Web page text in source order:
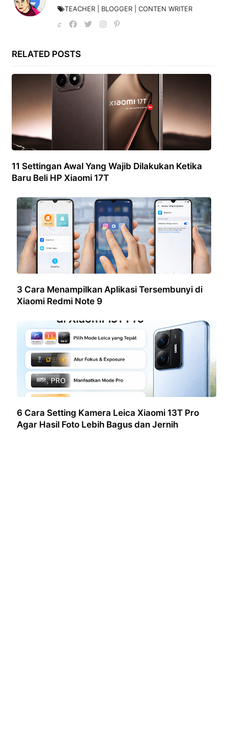
TEACHER | BLOGGER | CONTEN WRITER
RELATED POSTS
11 Settingan Awal Yang Wajib Dilakukan Ketika
Baru Beli HP Xiaomi 17T
3 Cara Menampilkan Aplikasi Tersembunyi di
Xiaomi Redmi Note 9
6 Cara Setting Kamera Leica Xiaomi 13T Pro
Agar Hasil Foto Lebih Bagus dan Jernih